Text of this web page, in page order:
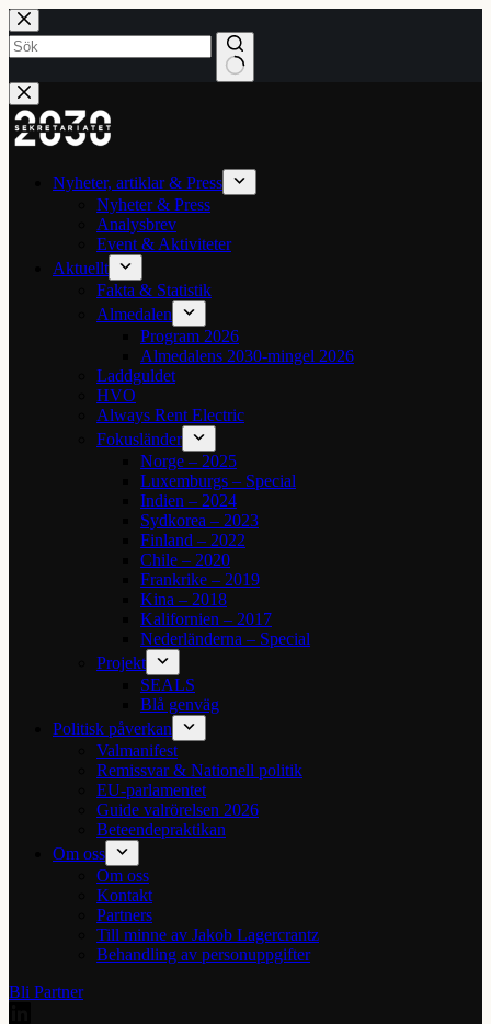
Hoppa
till
innehåll
Inga
resultat
Nyheter, artiklar & Press
Nyheter & Press
Analysbrev
Event & Aktiviteter
Aktuellt
Fakta & Statistik
Almedalen
Program 2026
Almedalens 2030-mingel 2026
Laddguldet
HVO
Always Rent Electric
Fokusländer
Norge – 2025
Luxemburgs – Special
Indien – 2024
Sydkorea – 2023
Finland – 2022
Chile – 2020
Frankrike – 2019
Kina – 2018
Kalifornien – 2017
Nederländerna – Special
Projekt
SEALS
Blå genväg
Politisk påverkan
Valmanifest
Remissvar & Nationell politik
EU-parlamentet
Guide valrörelsen 2026
Beteendepraktikan
Om oss
Om oss
Kontakt
Partners
Till minne av Jakob Lagercrantz
Behandling av personuppgifter
Bli Partner